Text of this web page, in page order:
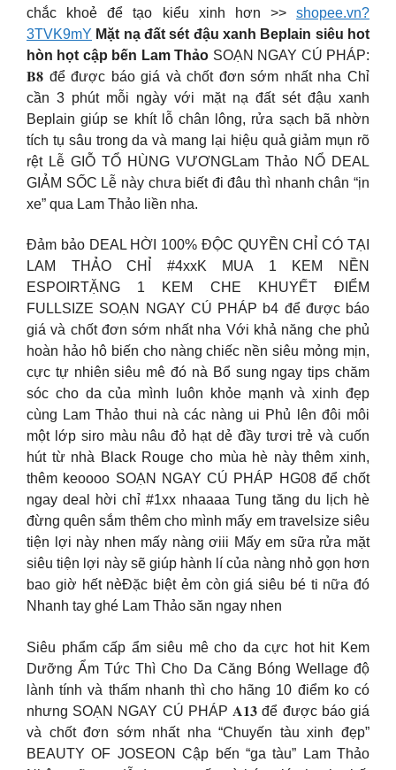
chắc khoẻ để tạo kiểu xinh hơn >> shopee.vn?
3TVK9mY Mặt nạ đất sét đậu xanh Beplain siêu hot
hòn họt cập bến Lam Thảo SOẠN NGAY CÚ PHÁP:
𝐁𝟖 để được báo giá và chốt đơn sớm nhất nha Chỉ
cần 3 phút mỗi ngày với mặt nạ đất sét đậu xanh
Beplain giúp se khít lỗ chân lông, rửa sạch bã nhờn
tích tụ sâu trong da và mang lại hiệu quả giảm mụn rõ
rệt Lễ GIỖ TỔ HÙNG VƯƠNGLam Thảo NỔ DEAL
GIẢM SỐC Lễ này chưa biết đi đâu thì nhanh chân “ịn
xe” qua Lam Thảo liền nha.
Đảm bảo DEAL HỜI 100% ĐỘC QUYỀN CHỈ CÓ TẠI
LAM THẢO CHỈ #4xxK MUA 1 KEM NỀN
ESPOIRTẶNG 1 KEM CHE KHUYẾT ĐIỂM
FULLSIZE SOẠN NGAY CÚ PHÁP b4 để được báo
giá và chốt đơn sớm nhất nha Với khả năng che phủ
hoàn hảo hô biến cho nàng chiếc nền siêu mỏng mịn,
cực tự nhiên siêu mê đó nà Bổ sung ngay tips chăm
sóc cho da của mình luôn khỏe mạnh và xinh đẹp
cùng Lam Thảo thui nà các nàng ui Phủ lên đôi môi
một lớp siro màu nâu đỏ hạt dẻ đầy tươi trẻ và cuốn
hút từ nhà Black Rouge cho mùa hè này thêm xinh,
thêm keoooo SOẠN NGAY CÚ PHÁP HG08 để chốt
ngay deal hời chỉ #1xx nhaaaa Tung tăng du lịch hè
đừng quên sắm thêm cho mình mấy em travelsize siêu
tiện lợi này nhen mấy nàng ơiii Mấy em sữa rửa mặt
siêu tiện lợi này sẽ giúp hành lí của nàng nhỏ gọn hơn
bao giờ hết nèĐặc biệt ẻm còn giá siêu bé ti nữa đó
Nhanh tay ghé Lam Thảo săn ngay nhen
Siêu phẩm cấp ẩm siêu mê cho da cực hot hit Kem
Dưỡng Ẩm Tức Thì Cho Da Căng Bóng Wellage độ
lành tính và thấm nhanh thì cho hãng 10 điểm ko có
nhưng SOẠN NGAY CÚ PHÁP 𝐀𝟏𝟑 để được báo giá
và chốt đơn sớm nhất nha “Chuyến tàu xinh đẹp”
BEAUTY OF JOSEON Cập bến “ga tàu” Lam Thảo